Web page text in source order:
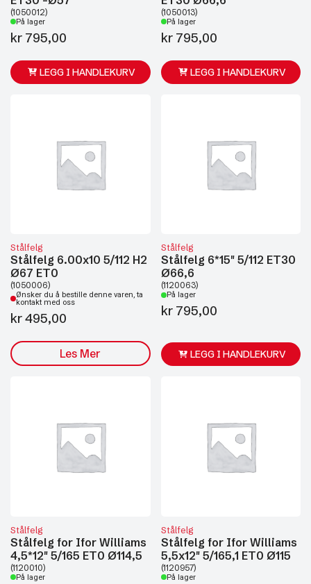
(1050012)
På lager
kr 795,00
LEGG I HANDLEKURV
(1050013)
På lager
kr795,00
LEGG I HANDLEKURV
Stålfelg
Stålfelg 6.00x10 5/112 H2
Ø67 ET0
(1050006)
Ønsker du å bestille denne varen, ta
kontakt med oss
kr495,00
Les Mer
Stålfelg
Stålfelg 6*15" 5/112 ET30
Ø66,6
(1120063)
På lager
kr795,00
LEGG I HANDLEKURV
Stålfelg
Stålfelg for Ifor Williams
4,5*12" 5/165 ET0 Ø114,5
(1120010)
På lager
Stålfelg
Stålfelg for Ifor Williams
5,5x12" 5/165,1 ET0 Ø115
(1120957)
På lager